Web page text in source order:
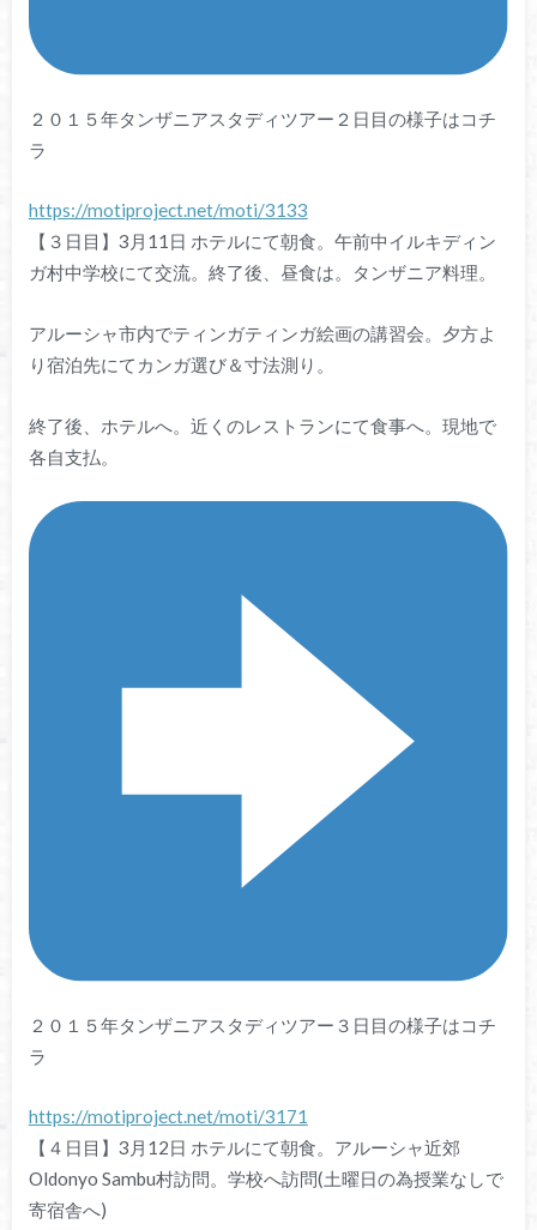
２０１５年タンザニアスタディツアー２日目の様子はコチ
ラ
https://motiproject.net/moti/3133
【３日目】3月11日 ホテルにて朝食。午前中イルキディン
ガ村中学校にて交流。終了後、昼食は。タンザニア料理。
アルーシャ市内でティンガティンガ絵画の講習会。夕方よ
り宿泊先にてカンガ選び＆寸法測り。
終了後、ホテルへ。近くのレストランにて食事へ。現地で
各自支払。
２０１５年タンザニアスタディツアー３日目の様子はコチ
ラ
https://motiproject.net/moti/3171
【４日目】3月12日 ホテルにて朝食。アルーシャ近郊
Oldonyo Sambu村訪問。学校へ訪問(土曜日の為授業なしで
寄宿舎へ)